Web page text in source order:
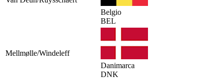
Belgio
BEL
Mellmølle/Windeleff
Danimarca
DNK